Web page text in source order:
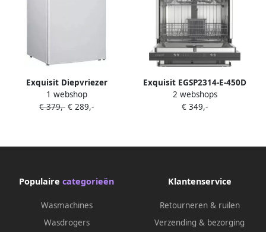
Exquisit Diepvriezer
GS81040EW | Tafelmodel
vriezers | Keuken&Koken
1 webshop
€ 379,- € 289,-
Exquisit EGSP2314-E-450D
Inbouw vaatwasser Volledig
Geïntegreerd 14 Couverts
2 webshops
€ 349,-
Populaire categorieën
Wasmachines
Wasdrogers
Klantenservice
Retourneren & ruilen
Verzending & bezorging